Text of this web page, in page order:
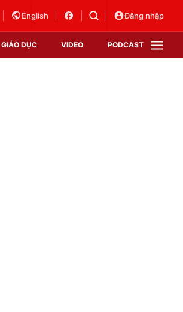
English Đăng nhập
GIÁO DỤC VIDEO PODCAST